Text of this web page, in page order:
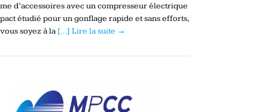
d’accessoires avec un compresseur électrique
étudié pour un gonflage rapide et sans efforts,
soyez à la […] Lire la suite →